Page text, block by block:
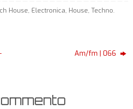
House, Electronica, House, Techno.
Am/fm | 066